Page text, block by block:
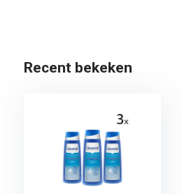
Recent bekeken